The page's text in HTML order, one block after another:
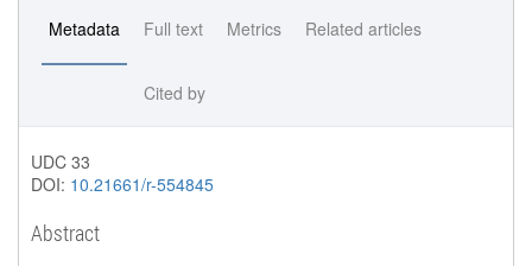
Metadata Full text Metrics Related articles
Cited by
UDC 33
DOI: 10.21661/r-554845
Abstract